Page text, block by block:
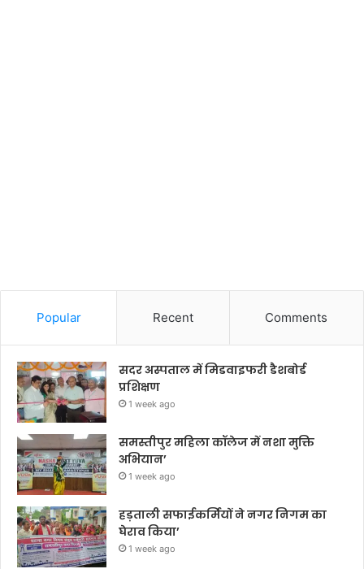
Popular Recent Comments
सदर अस्पताल में मिडवाइफरी डैशबोर्ड
प्रशिक्षण
1 week ago
समस्तीपुर महिला कॉलेज में नशा मुक्ति
अभियान’
1 week ago
हड़ताली सफाईकर्मियों ने नगर निगम का
घेराव किया’
1 week ago